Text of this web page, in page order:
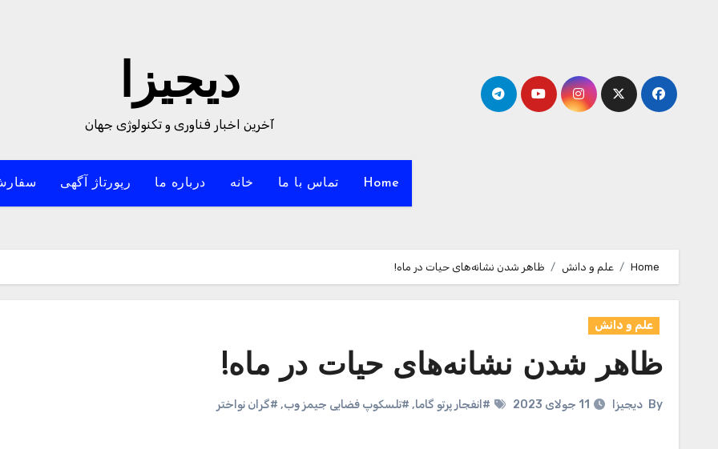
دیجیزا
آخرین اخبار فناوری و تکنولوژی جهان
Home تماس با ما خانه درباره ما رپورتاژ آگهی
Home علم و دانش ظاهر شدن نشانه‌های حیات در ماه!
علم و دانش
ظاهر شدن نشانه‌های حیات در ماه!
By دیجیزا 11 جولای 2023 #انفجار پرتو گاما, #تلسکوپ فضایی جیمز وب, #گران نواختر